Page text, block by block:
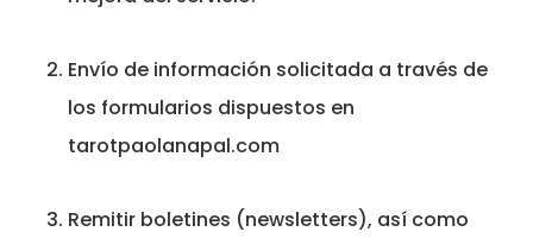
Envío de información solicitada a través de
los formularios dispuestos en
tarotpaolanapal.com
Remitir boletines (newsletters), así como